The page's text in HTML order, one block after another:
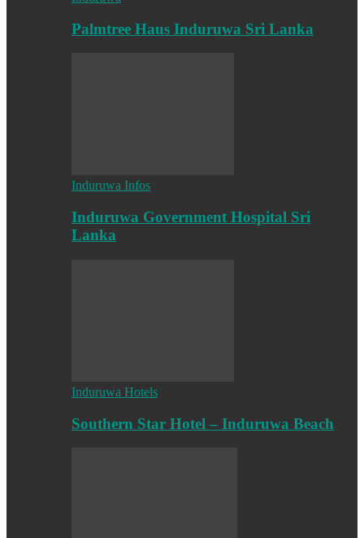
Palmtree Haus Induruwa Sri Lanka
Induruwa Infos
Induruwa Government Hospital Sri
Lanka
Induruwa Hotels
Southern Star Hotel – Induruwa Beach